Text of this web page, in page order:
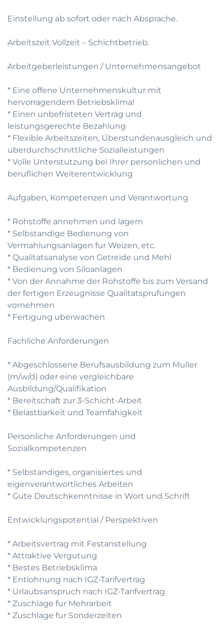
Einstellung ab sofort oder nach Absprache.
Arbeitszeit Vollzeit – Schichtbetrieb.
Arbeitgeberleistungen / Unternehmensangebot
* Eine offene Unternehmenskultur mit
hervorragendem Betriebsklima!
* Einen unbefristeten Vertrag und
leistungsgerechte Bezahlung
* Flexible Arbeitszeiten, Überstundenausgleich und
uberdurchschnittliche Sozialleistungen
* Volle Unterstutzung bei Ihrer personlichen und
beruflichen Weiterentwicklung
Aufgaben, Kompetenzen und Verantwortung
* Rohstoffe annehmen und lagern
* Selbstandige Bedienung von
Vermahlungsanlagen fur Weizen, etc.
* Qualitatsanalyse von Getreide und Mehl
* Bedienung von Siloanlagen
* Von der Annahme der Rohstoffe bis zum Versand
der fertigen Erzeugnisse Qualitatsprufungen
vornehmen
* Fertigung uberwachen
Fachliche Anforderungen
* Abgeschlossene Berufsausbildung zum Muller
(m/w/d) oder eine vergleichbare
Ausbildung/Qualifikation
* Bereitschaft zur 3-Schicht-Arbeit
* Belastbarkeit und Teamfahigkeit
Personliche Anforderungen und
Sozialkompetenzen
* Selbstandiges, organisiertes und
eigenverantwortliches Arbeiten
* Gute Deutschkenntnisse in Wort und Schrift
Entwicklungspotential / Perspektiven
* Arbeitsvertrag mit Festanstellung
* Attraktive Vergutung
* Bestes Betriebsklima
* Entlohnung nach IGZ-Tarifvertrag
* Urlaubsanspruch nach IGZ-Tarifvertrag
* Zuschlage fur Mehrarbeit
* Zuschlage fur Sonderzeiten